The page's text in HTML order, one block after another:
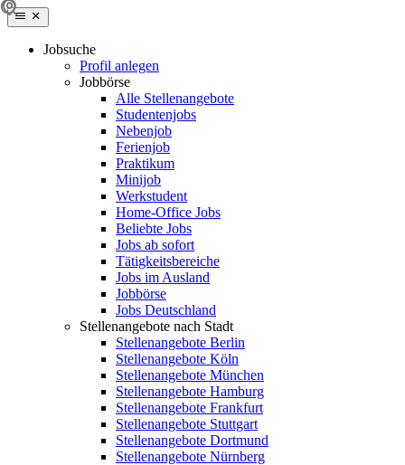
Jobsuche
Profil anlegen
Jobbörse
Alle Stellenangebote
Studentenjobs
Nebenjob
Ferienjob
Praktikum
Minijob
Werkstudent
Home-Office Jobs
Beliebte Jobs
Jobs ab sofort
Tätigkeitsbereiche
Jobs im Ausland
Jobbörse
Jobs Deutschland
Stellenangebote nach Stadt
Stellenangebote Berlin
Stellenangebote Köln
Stellenangebote München
Stellenangebote Hamburg
Stellenangebote Frankfurt
Stellenangebote Stuttgart
Stellenangebote Dortmund
Stellenangebote Nürnberg